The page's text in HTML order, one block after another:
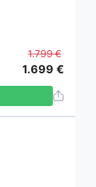
1.799 €
1.699 €